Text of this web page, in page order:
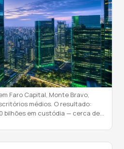
Faro Capital, Monte Bravo,
médios. O resultado:
bilhões em custódia — cerca de
Setorial AAWZ 2026 e
mais relevante de […]